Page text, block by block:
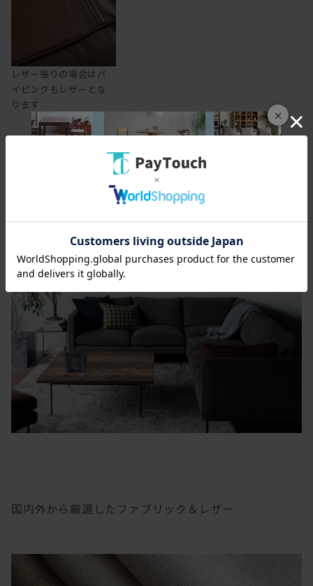
×
レザー張りの場合はパ
イピングもレザーとな
ります
各タイプを組み合わせることで、L型やその他様々なレ
国内外から厳選したファブリック＆レザー